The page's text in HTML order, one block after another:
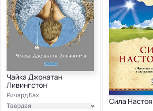
Чайка Джонатан
Ливингстон
Ричард Бах
Твердая
Сила